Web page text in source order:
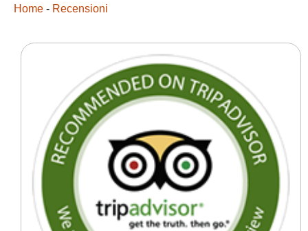
Home - Recensioni